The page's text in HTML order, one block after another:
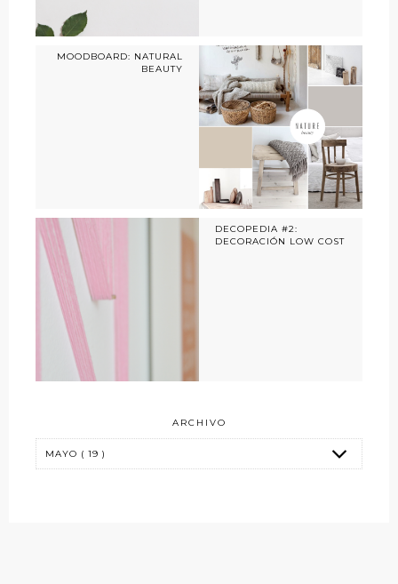
MOODBOARD: NATURAL
BEAUTY
DECOPEDIA #2:
DECORACIÓN LOW COST
ARCHIVO